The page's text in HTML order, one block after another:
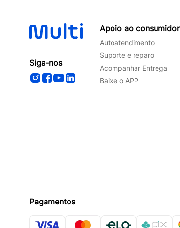
Siga-nos
Apoio ao consumidor
Autoatendimento
Suporte e reparo
Acompanhar Entrega
Baixe o APP
Pagamentos